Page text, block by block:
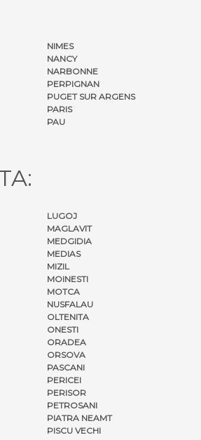
NIMES
NANCY
NARBONNE
PERPIGNAN
PUGET SUR ARGENS
PARIS
PAU
LUGOJ
MAGLAVIT
MEDGIDIA
MEDIAS
MIZIL
MOINESTI
MOTCA
NUSFALAU
OLTENITA
ONESTI
ORADEA
ORSOVA
PASCANI
PERICEI
PERISOR
PETROSANI
PIATRA NEAMT
PISCU VECHI